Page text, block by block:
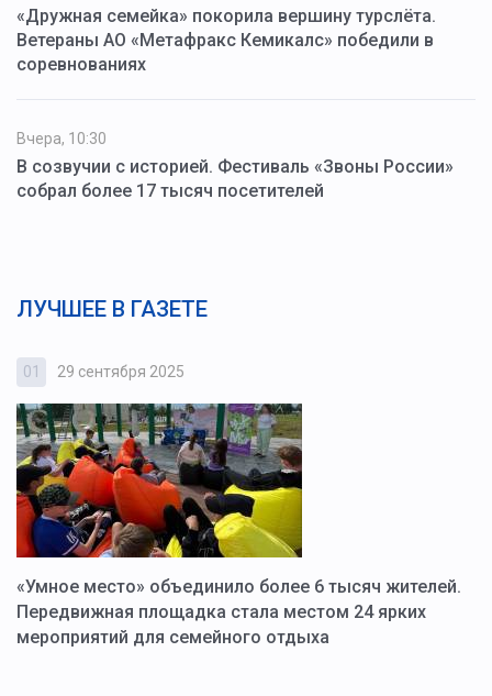
«Дружная семейка» покорила вершину турслёта.
Ветераны АО «Метафракс Кемикалс» победили в
соревнованиях
Вчера, 10:30
В созвучии с историей. Фестиваль «Звоны России»
собрал более 17 тысяч посетителей
ЛУЧШЕЕ В ГАЗЕТЕ
01 29 сентября 2025
«Умное место» объединило более 6 тысяч жителей.
Передвижная площадка стала местом 24 ярких
мероприятий для семейного отдыха